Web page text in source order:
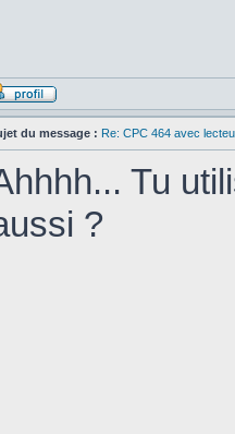
du message : Re: CPC 464 avec
Tu
?